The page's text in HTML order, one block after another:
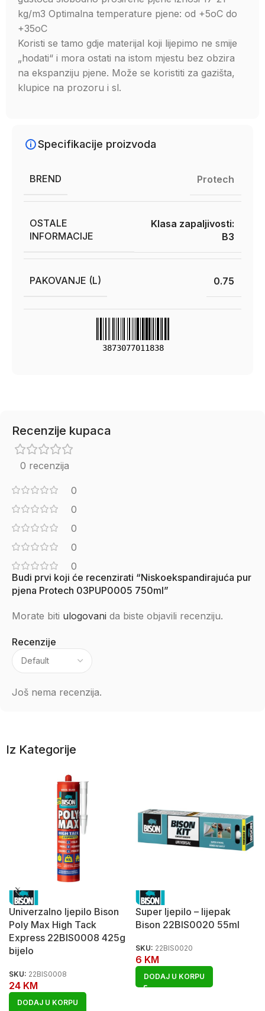
kg/m3 Optimalna temperature pjene: od +5oC do
+35oC
Koristi se tamo gdje materijal koji lijepimo ne smije
„hodati“ i mora ostati na istom mjestu bez obzira
na ekspanziju pjene. Može se koristiti za gazišta,
klupice na prozoru i sl.
Specifikacije proizvoda
BREND Protech
OSTALE
INFORMACIJE
Klasa zapaljivosti:
B3
PAKOVANJE (L) 0.75
3873077011838
Recenzije kupaca
0 recenzija
0
0
0
0
0
Recenzije
Još nema recenzija.
Budi prvi koji će recenzirati “Niskoekspandirajuća pur
pjena Protech 03PUP0005 750ml”
Morate biti ulogovani da biste objavili recenziju.
Iz Kategorije
Univerzalno ljepilo Bison
Poly Max High Tack
Express 22BIS0008 425g
bijelo
SKU: 22BIS0008
24 KM
DODAJ U KORPU
Super ljepilo – lijepak
Bison 22BIS0020 55ml
SKU: 22BIS0020
6 KM
DODAJ U KORPU